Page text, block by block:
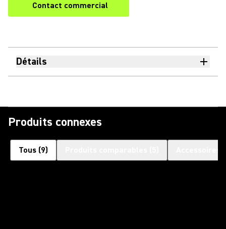
Contact commercial
Détails
Produits connexes
Tous (9)